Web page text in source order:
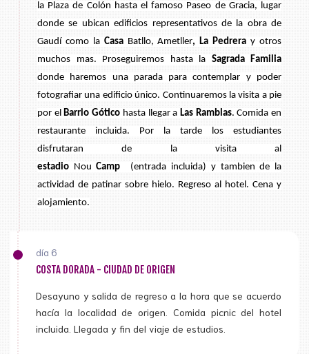
la Plaza de Colón hasta el famoso Paseo de Gracia, lugar
donde se ubican edificios representativos de la obra de
Gaudí como la Casa Batllo,Ametller, La Pedrera y otros
muchos mas. Proseguiremos hasta la Sagrada Familia
donde haremos una parada para contemplar y poder
fotografiar una edificio único. Continuaremos la visita a pie
por elBarrio Gótico hasta llegar a Las Ramblas. Comida en
restaurante incluida. Por la tarde los estudiantes
disfrutaran de la visita al
estadio Nou Camp (entrada incluida) y tambien de la
actividad de patinar sobre hielo. Regreso al hotel. Cena y
alojamiento.
día 6
COSTA DORADA - CIUDAD DE ORIGEN
Desayuno y salida de regreso a la hora que se acuerdo
hacía la localidad de origen. Comida picnic del hotel
incluida. Llegada y fin del viaje de estudios.